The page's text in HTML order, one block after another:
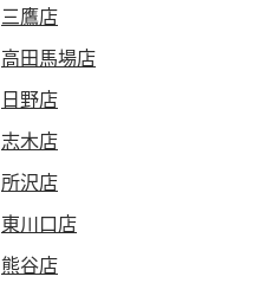
三鷹店
高田馬場店
日野店
志木店
所沢店
東川口店
熊谷店